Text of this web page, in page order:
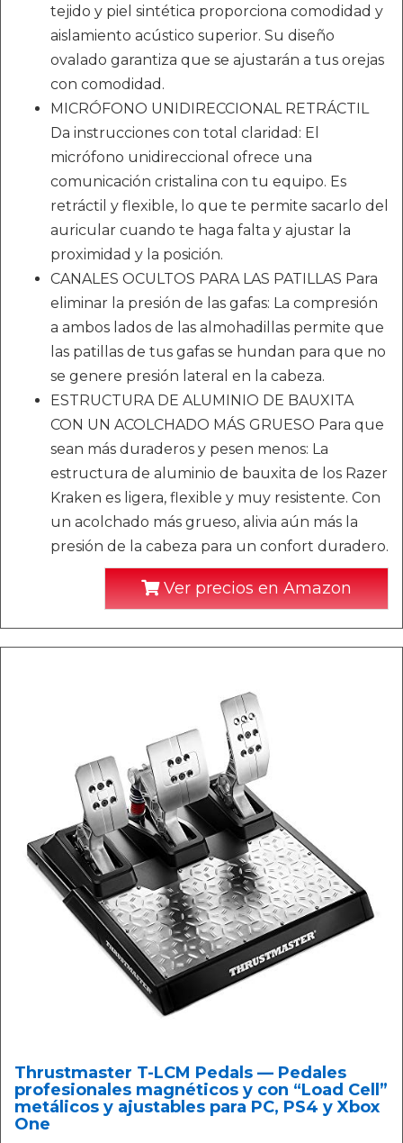
tejido y piel sintética proporciona comodidad y
aislamiento acústico superior. Su diseño
ovalado garantiza que se ajustarán a tus orejas
con comodidad.
MICRÓFONO UNIDIRECCIONAL RETRÁCTIL
Da instrucciones con total claridad: El
micrófono unidireccional ofrece una
comunicación cristalina con tu equipo. Es
retráctil y flexible, lo que te permite sacarlo del
auricular cuando te haga falta y ajustar la
proximidad y la posición.
CANALES OCULTOS PARA LAS PATILLAS Para
eliminar la presión de las gafas: La compresión
a ambos lados de las almohadillas permite que
las patillas de tus gafas se hundan para que no
se genere presión lateral en la cabeza.
ESTRUCTURA DE ALUMINIO DE BAUXITA
CON UN ACOLCHADO MÁS GRUESO Para que
sean más duraderos y pesen menos: La
estructura de aluminio de bauxita de los Razer
Kraken es ligera, flexible y muy resistente. Con
un acolchado más grueso, alivia aún más la
presión de la cabeza para un confort duradero.
Ver precios en Amazon
Thrustmaster T-LCM Pedals — Pedales
profesionales magnéticos y con “Load Cell”
metálicos y ajustables para PC, PS4 y Xbox
One